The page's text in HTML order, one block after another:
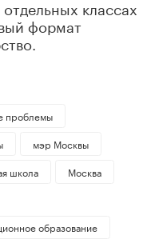
классах
формат
проблемы
мэр Москвы
школа
Москва
образование